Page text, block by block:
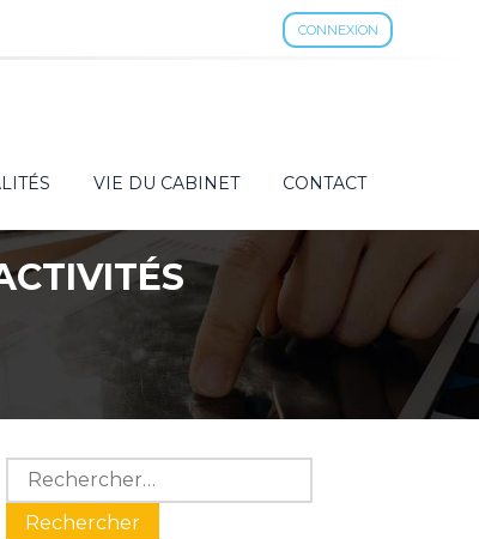
CONNEXION
VIE DU CABINET CONTACT
Blog
sidebar
Rechercher :